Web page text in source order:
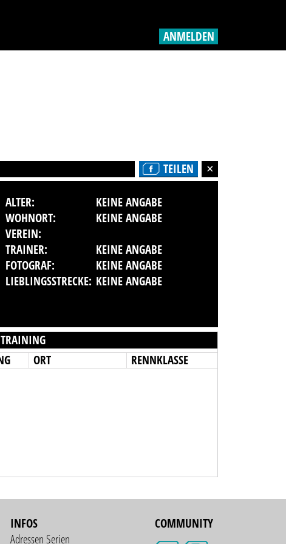
ANMELDEN
TEILEN
ALTER:
KEINE ANGABE
WOHNORT:
KEINE ANGABE
VEREIN:
TRAINER:
KEINE ANGABE
FOTOGRAF:
KEINE ANGABE
LIEBLINGSSTRECKE: KEINE ANGABE
ORT RENNKLASSE
INFOS
Adressen Serien
COMMUNITY